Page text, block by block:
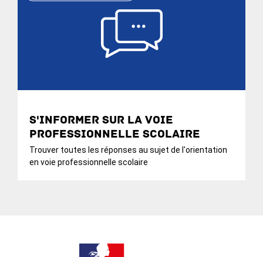
S'informer sur la voie
professionnelle scolaire
Trouver toutes les réponses au sujet de l'orientation
en voie professionnelle scolaire